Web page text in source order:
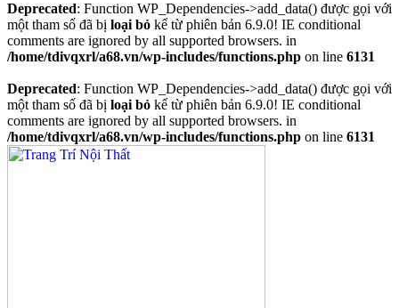
Deprecated: Function WP_Dependencies->add_data() được gọi với
một tham số đã bị loại bỏ kể từ phiên bản 6.9.0! IE conditional
comments are ignored by all supported browsers. in
/home/tdivqxrl/a68.vn/wp-includes/functions.php on line 6131
Deprecated: Function WP_Dependencies->add_data() được gọi với
một tham số đã bị loại bỏ kể từ phiên bản 6.9.0! IE conditional
comments are ignored by all supported browsers. in
/home/tdivqxrl/a68.vn/wp-includes/functions.php on line 6131
Skip